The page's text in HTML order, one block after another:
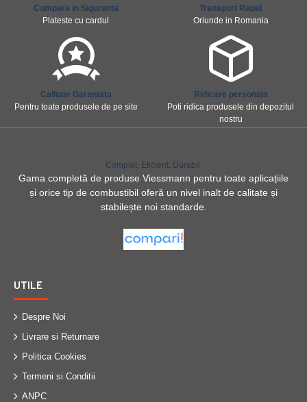
Cumpara in Siguranta
Plateste cu cardul
Transport Rapid
Oriunde in Romania
Calitate Garantata
Pentru toate produsele de pe site
Ridicare personala
Poti ridica produsele din depozitul
nostru
Complet. Eficient. Durabil.
Gama completă de produse Viessmann pentru toate aplicațiile
și orice tip de combustibil oferă un nivel inalt de calitate și
stabilește noi standarde.
UTILE
Despre Noi
Livrare si Returnare
Politica Cookies
Termeni si Conditii
ANPC